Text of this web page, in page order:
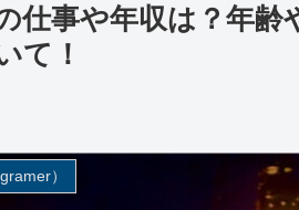
仕事や年収は？年齢
て！
）